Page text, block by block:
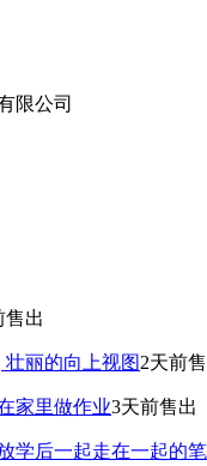
限公司
售出
丽的向上视图2天前
家里做作业3天前售出
学后一起走在一起的